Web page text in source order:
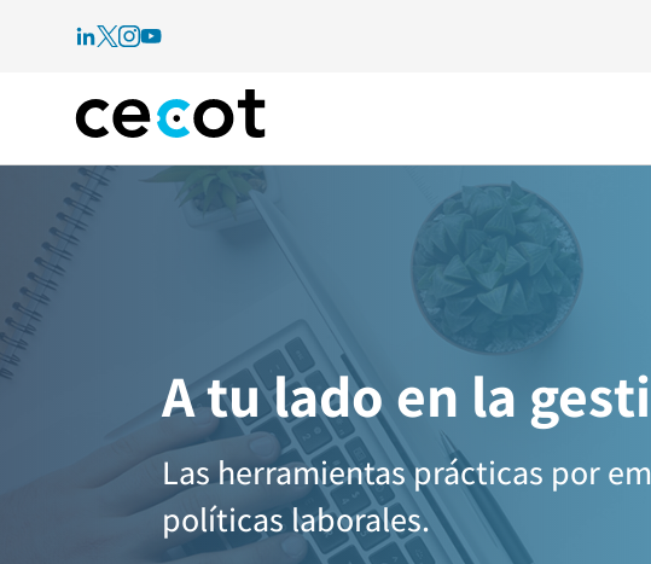
A tu lado en la
Las herramientas prácticas por
políticas laborales.